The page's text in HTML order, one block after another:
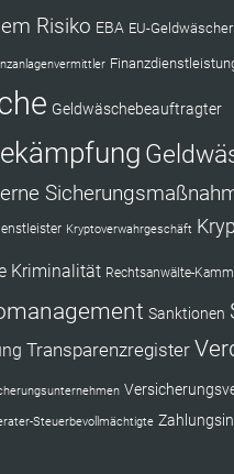
Risiko EBA EU-
Geldwäschebeauftragter
Kryptoverwahrgeschäft
Kriminalität Rechtsanwälte-
Sanktionen
Transparenzregister
Steuerbevollmächtigte